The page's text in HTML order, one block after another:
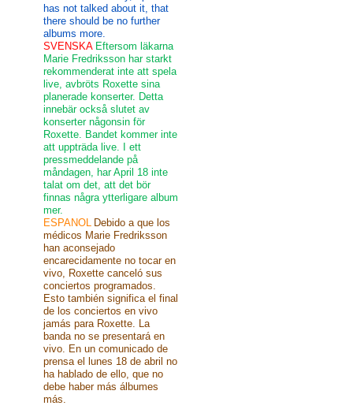
has not talked about it, that
there should be no further
albums more.
SVENSKA Eftersom läkarna
Marie Fredriksson har starkt
rekommenderat inte att spela
live, avbröts Roxette sina
planerade konserter. Detta
innebär också slutet av
konserter någonsin för
Roxette. Bandet kommer inte
att uppträda live. I ett
pressmeddelande på
måndagen, har April 18 inte
talat om det, att det bör
finnas några ytterligare album
mer.
ESPANOL Debido a que los
médicos Marie Fredriksson
han aconsejado
encarecidamente no tocar en
vivo, Roxette canceló sus
conciertos programados.
Esto también significa el final
de los conciertos en vivo
jamás para Roxette. La
banda no se presentará en
vivo. En un comunicado de
prensa el lunes 18 de abril no
ha hablado de ello, que no
debe haber más álbumes
más.